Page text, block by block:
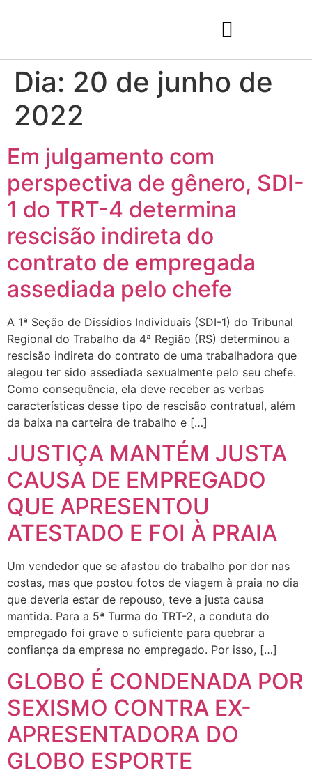
Dia: 20 de junho de
2022
Em julgamento com
perspectiva de gênero, SDI-
1 do TRT-4 determina
rescisão indireta do
contrato de empregada
assediada pelo chefe
A 1ª Seção de Dissídios Individuais (SDI-1) do Tribunal
Regional do Trabalho da 4ª Região (RS) determinou a
rescisão indireta do contrato de uma trabalhadora que
alegou ter sido assediada sexualmente pelo seu chefe.
Como consequência, ela deve receber as verbas
características desse tipo de rescisão contratual, além
da baixa na carteira de trabalho e […]
JUSTIÇA MANTÉM JUSTA
CAUSA DE EMPREGADO
QUE APRESENTOU
ATESTADO E FOI À PRAIA
Um vendedor que se afastou do trabalho por dor nas
costas, mas que postou fotos de viagem à praia no dia
que deveria estar de repouso, teve a justa causa
mantida. Para a 5ª Turma do TRT-2, a conduta do
empregado foi grave o suficiente para quebrar a
confiança da empresa no empregado. Por isso, […]
GLOBO É CONDENADA POR
SEXISMO CONTRA EX-
APRESENTADORA DO
GLOBO ESPORTE